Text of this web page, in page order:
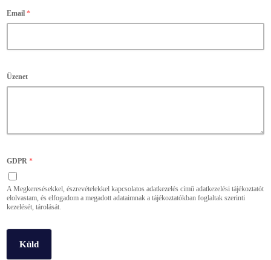
Email *
Üzenet
GDPR *
A Megkeresésekkel, észrevételekkel kapcsolatos adatkezelés című adatkezelési tájékoztatót
elolvastam, és elfogadom a megadott adataimnak a tájékoztatókban foglaltak szerinti
kezelését, tárolását.
Küld